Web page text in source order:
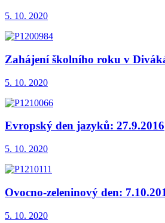
5. 10. 2020
Zahájení školního roku v
5. 10. 2020
Evropský den jazyků: 27.9.2016
5. 10. 2020
Ovocno-zeleninový den:
5. 10. 2020